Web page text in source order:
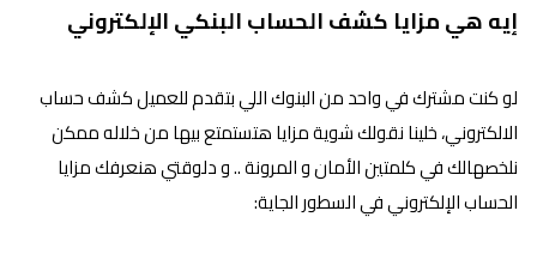
إيه هي مزايا كشف الحساب البنكي الإلكتروني
لو كنت مشترك في واحد من البنوك اللي بتقدم للعميل كشف حساب
الالكتروني، خلينا نقولك شوية مزايا هتستمتع بيها من خلاله ممكن
نلخصهالك في كلمتين الأمان و المرونة .. و دلوقتي هنعرفك مزايا
الحساب الإلكتروني في السطور الجاية: